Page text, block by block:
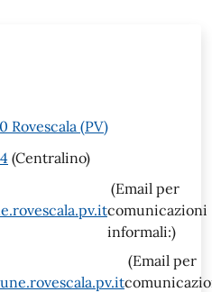
Rovescala (PV)
(Centralino)
(Email per
comunicazioni
informali:)
(Email per